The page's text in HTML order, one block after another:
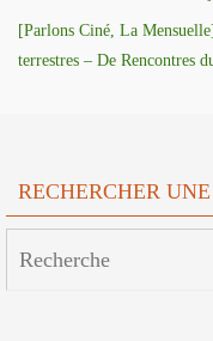
[Parlons Ciné, La
terrestres – De Rencontres
RECHERCHER